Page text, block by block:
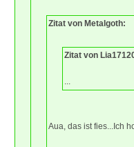
Zitat von Metalgoth:
Zitat von
...
Aua, das ist fies...Ich